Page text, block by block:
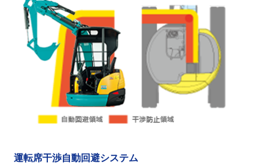
運転席干渉自動回避システム